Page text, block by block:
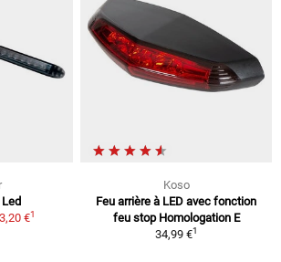
€1
Koso
Feu arrière à LED avec fonction
feu stop Homologation E
34,99 €1